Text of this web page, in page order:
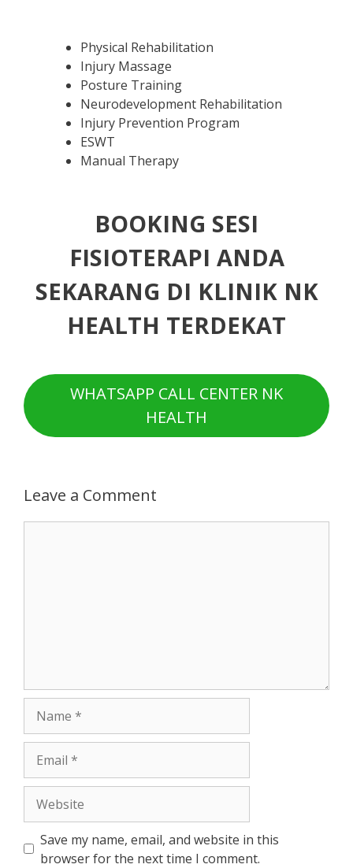
Physical Rehabilitation
Injury Massage
Posture Training
Neurodevelopment Rehabilitation
Injury Prevention Program
ESWT
Manual Therapy
BOOKING SESI
FISIOTERAPI ANDA
SEKARANG DI KLINIK NK
HEALTH TERDEKAT
WHATSAPP CALL CENTER NK
HEALTH
Leave a Comment
Save my name, email, and website in this
browser for the next time I comment.